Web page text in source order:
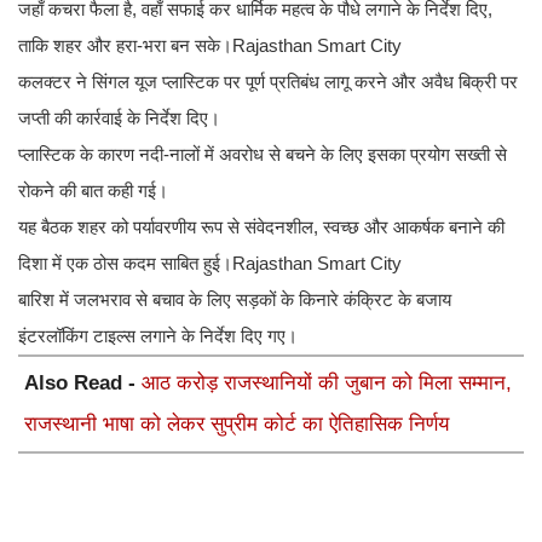
जहाँ कचरा फैला है, वहाँ सफाई कर धार्मिक महत्व के पौधे लगाने के निर्देश दिए,
ताकि शहर और हरा-भरा बन सके।Rajasthan Smart City
कलक्टर ने सिंगल यूज प्लास्टिक पर पूर्ण प्रतिबंध लागू करने और अवैध बिक्री पर
जप्ती की कार्रवाई के निर्देश दिए।
प्लास्टिक के कारण नदी-नालों में अवरोध से बचने के लिए इसका प्रयोग सख्ती से
रोकने की बात कही गई।
यह बैठक शहर को पर्यावरणीय रूप से संवेदनशील, स्वच्छ और आकर्षक बनाने की
दिशा में एक ठोस कदम साबित हुई।Rajasthan Smart City
बारिश में जलभराव से बचाव के लिए सड़कों के किनारे कंक्रिट के बजाय
इंटरलॉकिंग टाइल्स लगाने के निर्देश दिए गए।
Also Read - आठ करोड़ राजस्थानियों की जुबान को मिला सम्मान,
राजस्थानी भाषा को लेकर सुप्रीम कोर्ट का ऐतिहासिक निर्णय